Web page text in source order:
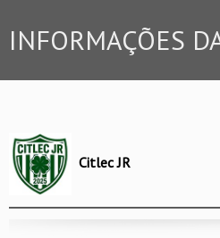
INFORMAÇÕES
Citlec JR